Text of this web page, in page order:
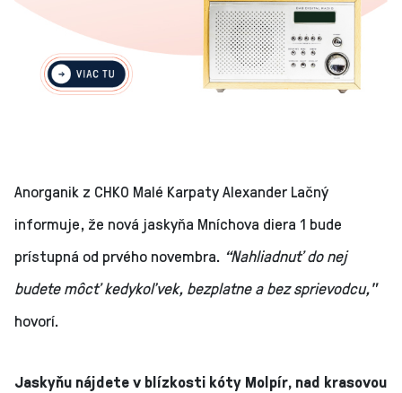
Anorganik z CHKO Malé Karpaty Alexander Lačný
informuje, že nová jaskyňa Mníchova diera 1 bude
prístupná od prvého novembra. “Nahliadnuť do nej
budete môcť kedykoľvek, bezplatne a bez sprievodcu,"
hovorí.
Jaskyňu nájdete v blízkosti kóty Molpír, nad krasovou